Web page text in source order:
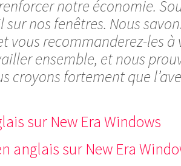
notre économie.
nos fenêtres. Nous
vous recommanderez-les à
ensemble, et nous
croyons fortement que
sur New Era Windows
anglais sur New Era